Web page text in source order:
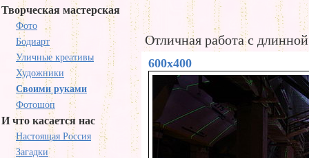
Творческая мастерская
Фото
Бодиарт
Уличные креативы
Художники
Своими руками
Фотошоп
И что касается нас
Настоящая Россия
Загадки
Отличная работа с
600x400